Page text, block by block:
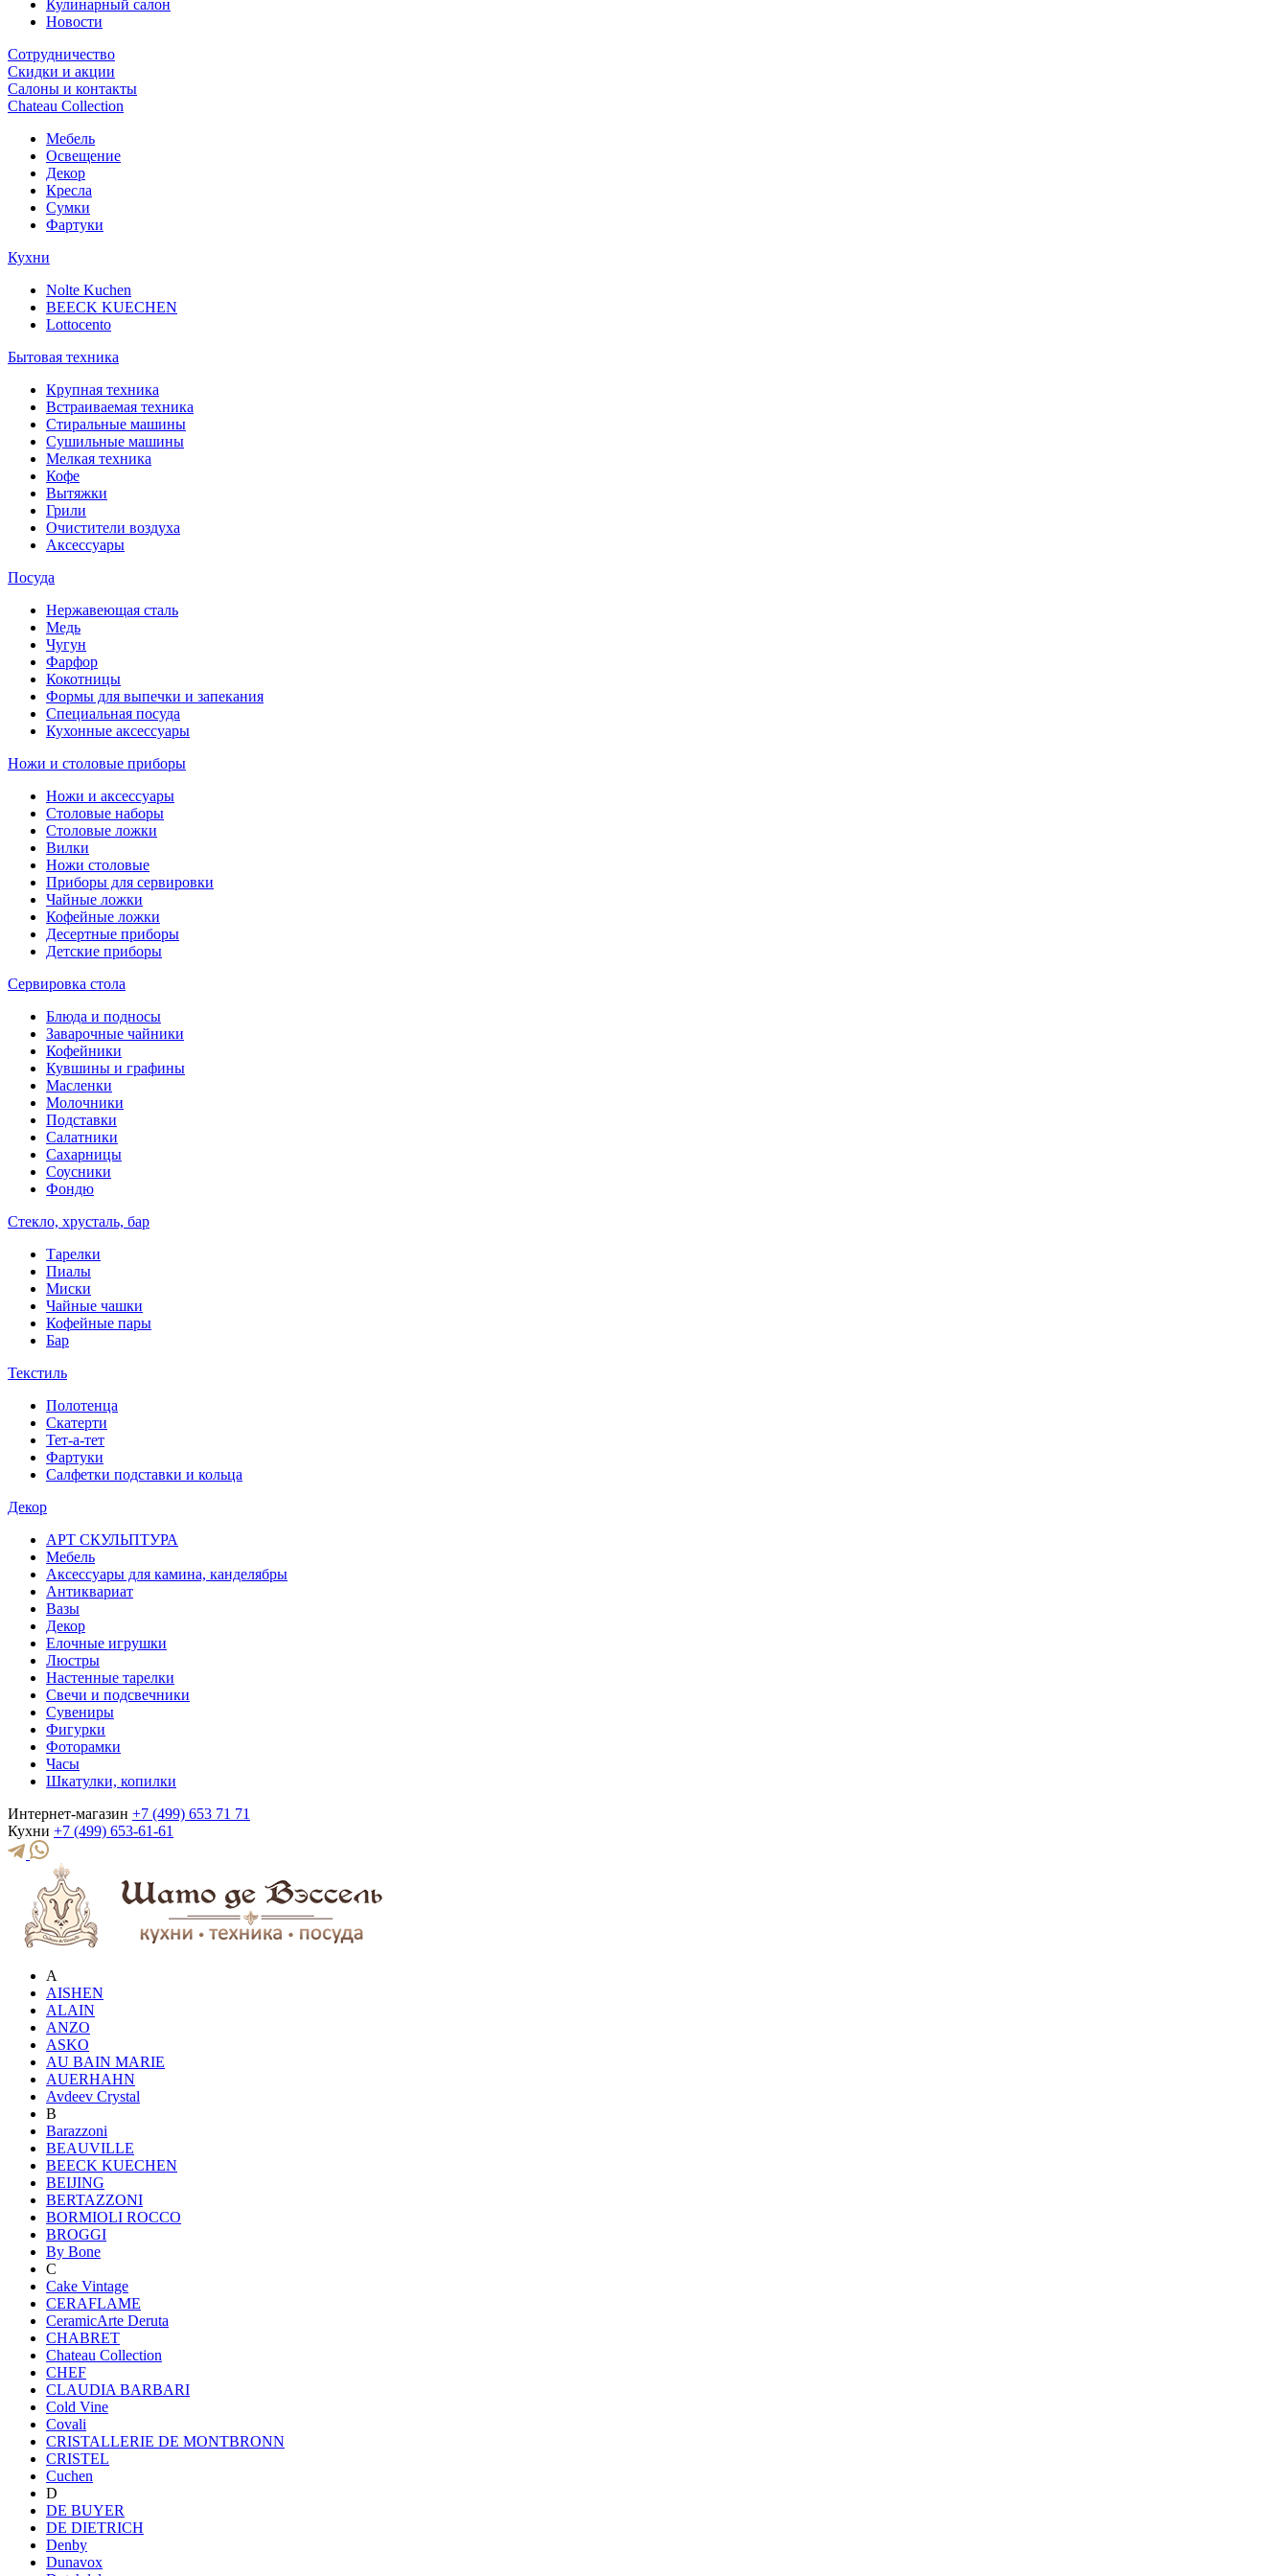
Кулинарный салон
Новости
Сотрудничество
Скидки и акции
Салоны и контакты
Chateau Collection
Мебель
Освещение
Декор
Кресла
Сумки
Фартуки
Кухни
Nolte Kuchen
BEECK KUECHEN
Lottocento
Бытовая техника
Крупная техника
Встраиваемая техника
Стиральные машины
Сушильные машины
Мелкая техника
Кофе
Вытяжки
Грили
Очистители воздуха
Аксессуары
Посуда
Нержавеющая сталь
Медь
Чугун
Фарфор
Кокотницы
Формы для выпечки и запекания
Специальная посуда
Кухонные аксессуары
Ножи и столовые приборы
Ножи и аксессуары
Столовые наборы
Столовые ложки
Вилки
Ножи столовые
Приборы для сервировки
Чайные ложки
Кофейные ложки
Десертные приборы
Детские приборы
Сервировка стола
Блюда и подносы
Заварочные чайники
Кофейники
Кувшины и графины
Масленки
Молочники
Подставки
Салатники
Сахарницы
Соусники
Фондю
Стекло, хрусталь, бар
Тарелки
Пиалы
Миски
Чайные чашки
Кофейные пары
Бар
Текстиль
Полотенца
Скатерти
Тет-а-тет
Фартуки
Салфетки подставки и кольца
Декор
АРТ СКУЛЬПТУРА
Мебель
Аксессуары для камина, канделябры
Антиквариат
Вазы
Декор
Елочные игрушки
Люстры
Настенные тарелки
Свечи и подсвечники
Сувениры
Фигурки
Фоторамки
Часы
Шкатулки, копилки
Интернет-магазин +7 (499) 653 71 71
Кухни +7 (499) 653-61-61
A
AISHEN
ALAIN
ANZO
ASKO
AU BAIN MARIE
AUERHAHN
Avdeev Crystal
B
Barazzoni
BEAUVILLE
BEECK KUECHEN
BEIJING
BERTAZZONI
BORMIOLI ROCCO
BROGGI
By Bone
C
Cake Vintage
CERAFLAME
CeramicArte Deruta
CHABRET
Chateau Collection
CHEF
CLAUDIA BARBARI
Cold Vine
Covali
CRISTALLERIE DE MONTBRONN
CRISTEL
Cuchen
D
DE BUYER
DE DIETRICH
Denby
Dunavox